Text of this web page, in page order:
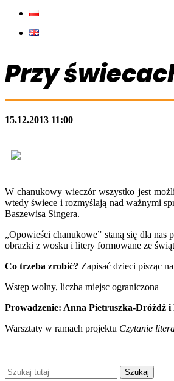
Przy
15.12.2013 11:00
W chanukowy wieczór wszystko jest
wtedy świece i rozmyślają nad ważnymi
Baszewisa Singera.
„Opowieści chanukowe” staną się dla
obrazki z wosku i litery formowane ze
Co trzeba zrobić? Zapisać dzieci pisząc
Wstęp wolny, liczba miejsc ograniczona
Prowadzenie: Anna Pietruszka-Dróżdż
Warsztaty w ramach projektu Czytanie